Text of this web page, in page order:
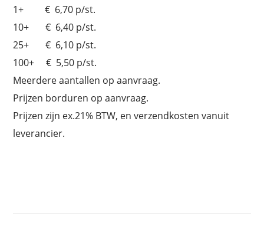
1+ € 6,70 p/st.
10+ € 6,40 p/st.
25+ € 6,10 p/st.
100+ € 5,50 p/st.
Meerdere aantallen op aanvraag.
Prijzen borduren op aanvraag.
Prijzen zijn ex.21% BTW, en verzendkosten vanuit
leverancier.